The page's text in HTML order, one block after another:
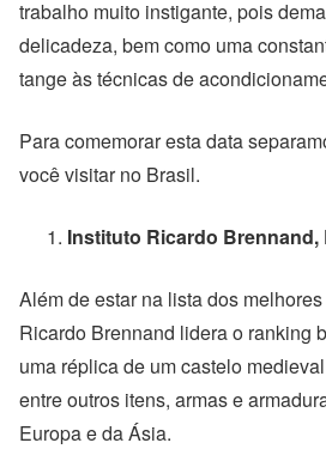
trabalho muito instigante, pois
delicadeza, bem como uma
tange às técnicas de
Para comemorar esta data
você visitar no Brasil.
Instituto Ricardo Brennand,
Além de estar na lista dos
Ricardo Brennand lidera o ranking
uma réplica de um castelo
entre outros itens, armas e
Europa e da Ásia.